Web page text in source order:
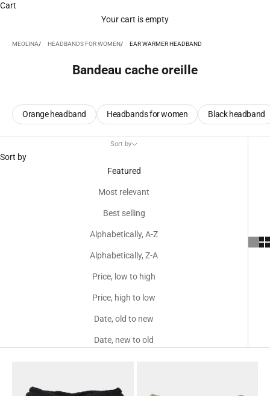
Cart
Your cart is empty
MEOLINA HEADBANDS FOR WOMEN EAR WARMER HEADBAND
Bandeau cache oreille
Orange headband Headbands for women Black headband
Sort by
Sort by
Featured
Most relevant
Best selling
Alphabetically, A-Z
Alphabetically, Z-A
Price, low to high
Price, high to low
Date, old to new
Date, new to old